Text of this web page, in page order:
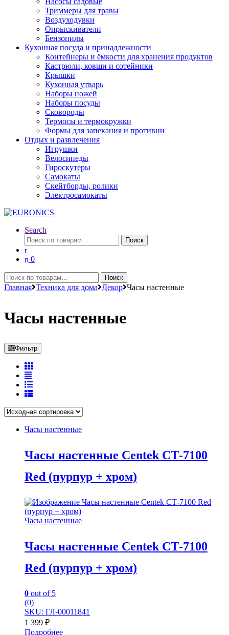
Триммеры для травы
Воздуходувки
Опрыскиватели
Бензопилы
Кухонная посуда и принадлежности
Контейнеры и ёмкости для хранения продуктов
Кастрюли, ковши и сотейники
Крышки
Кухонная утварь
Наборы ножей
Наборы посуды
Сковороды
Термосы и термокружки
Формы для запекания и противни
Отдых и развлечения
Игрушки
Велосипеды
Гироскутеры
Самокаты
Скейтборды, ролики
Электросамокаты
Search
Искать:
Поиск
0
Искать:
Поиск
Главная Техника для дома Декор Часы настенные
Часы настенные
Фильтр
Часы настенные
Часы настенные Centek СТ-7100
Red (пурпур + хром)
Часы настенные
Часы настенные Centek СТ-7100
Red (пурпур + хром)
0 out of 5
(0)
SKU: ГЛ-00011841
1 399 ₽
Подробнее